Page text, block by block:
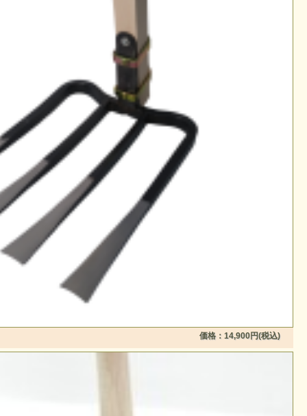
価格：14,900円(税込)